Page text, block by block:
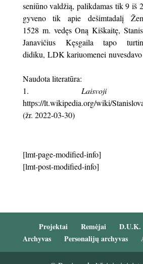
seniūno valdžią, palikdamas tik 9 iš
gyveno tik apie dešimtadalį
1528 m. vedęs Oną Kiškaitę,
Janavičius Kęsgaila tapo
didiku, LDK kariuomenei
Naudota literatūra:
Laisvoji
https://lt.wikipedia.org/wiki/
(žr. 2022-03-30)
[lmt-page-modified-info]
[lmt-post-modified-info]
Projektai Remėjai D.U.K.
Archyvas
Personalijų archyvas